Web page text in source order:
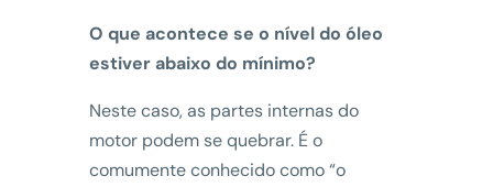
O que acontece se o nível do óleo
estiver abaixo do mínimo?
Neste caso, as partes internas do
motor podem se quebrar. É o
comumente conhecido como “o